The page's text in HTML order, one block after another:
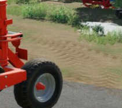
KENSHI
экшн